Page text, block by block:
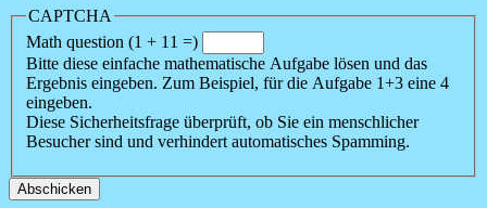
CAPTCHA
Math question (1 + 11 =)
Bitte diese einfache mathematische Aufgabe lösen und das
Ergebnis eingeben. Zum Beispiel, für die Aufgabe 1+3 eine 4
eingeben.
Diese Sicherheitsfrage überprüft, ob Sie ein menschlicher
Besucher sind und verhindert automatisches Spamming.